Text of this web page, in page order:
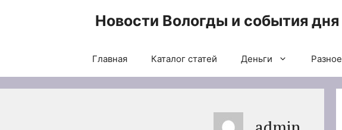
Новости Вологды и события дня
Главная Каталог статей Деньги Разное